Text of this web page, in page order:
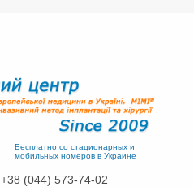
Бесплатно со стационарных и
мобильных номеров в Украине
+38 (044) 573-74-02